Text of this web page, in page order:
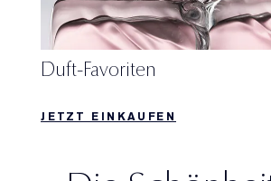
Duft-Favoriten
JETZT EINKAUFEN